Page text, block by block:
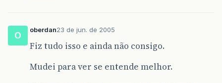
O
oberdan23 de jun. de 2005
Fiz tudo isso e ainda não consigo.
Mudei para ver se entende melhor.